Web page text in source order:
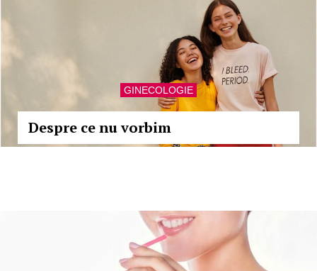
GINECOLOGIE
Despre ce nu vorbim